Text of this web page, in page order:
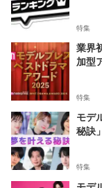
特集
業界
加型
特集
モデ
秘訣」
特集